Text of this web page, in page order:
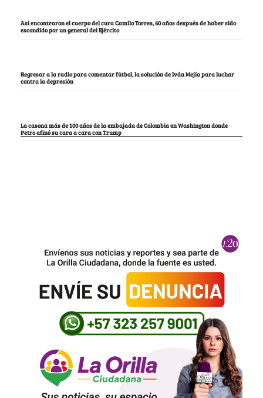
Así encontraron el cuerpo del cura Camilo Torres, 60 años después de haber sido
escondido por un general del Ejército
Regresar a la radio para comentar fútbol, la solución de Iván Mejía para luchar
contra la depresión
La casona más de 100 años de la embajada de Colombia en Washington donde
Petro afinó su cara a cara con Trump